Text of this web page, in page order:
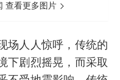
查看更多图片
场人人惊呼，传统的
下剧烈摇晃，而采取